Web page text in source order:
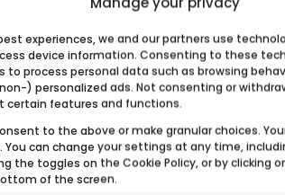
experiences, we and our partners use
device information. Consenting to these
to process personal data such as browsing
) personalized ads. Not consenting or
certain features and functions.
to the above or make granular choices.
You can change your settings at any time,
the toggles on the Cookie Policy, or by clicking
of the screen.